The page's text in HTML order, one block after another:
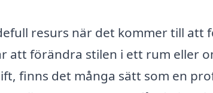
resurs när det kommer till att
att förändra stilen i ett rum eller
finns det många sätt som en